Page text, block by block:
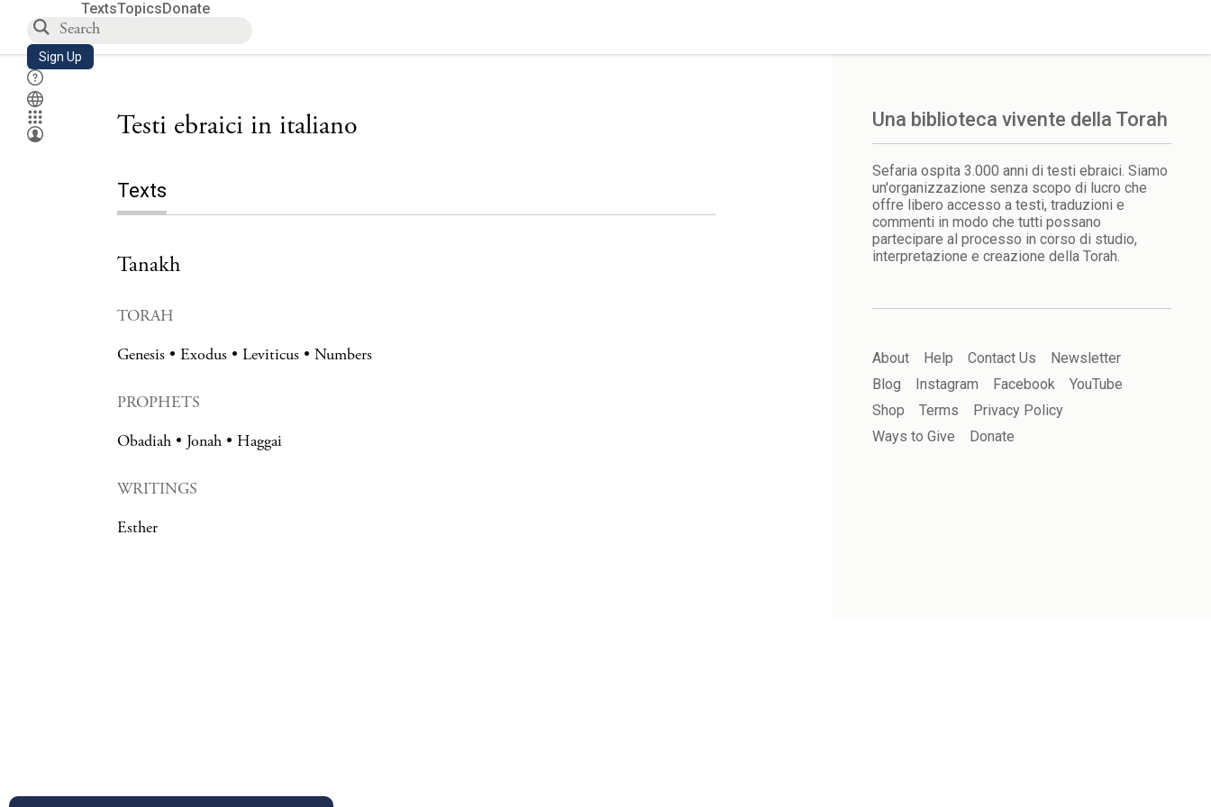
TextsTopicsDonate
Sign Up
Testi ebraici in italiano
Texts
Tanakh
TORAH
Genesis
Exodus Leviticus Numbers
PROPHETS
Obadiah
Jonah Haggai
WRITINGS
Esther
Una biblioteca vivente della Torah
Sefaria ospita 3.000 anni di testi ebraici. Siamo
un'organizzazione senza scopo di lucro che
offre libero accesso a testi, traduzioni e
commenti in modo che tutti possano
partecipare al processo in corso di studio,
interpretazione e creazione della Torah.
About Help Contact Us
Newsletter
Blog
Instagram Facebook
YouTube
Shop
Terms
Privacy Policy
Ways to Give
Donate